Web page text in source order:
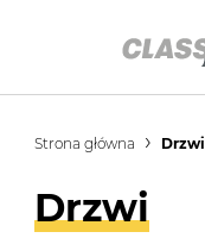
Strona główna Drzwi
Drzwi